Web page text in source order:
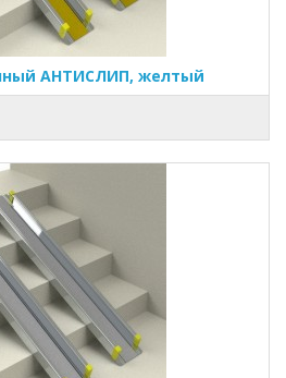
АНТИСЛИП, желтый